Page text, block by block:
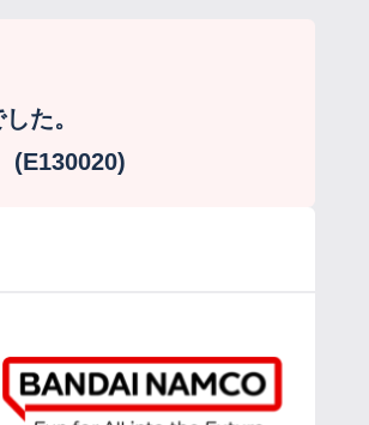
た。
(E130020)